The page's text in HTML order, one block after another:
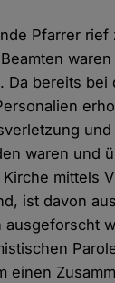
Pfarrer rief
Da bereits bei
und
waren und
mittels
ist davon
ausgeforscht
einen